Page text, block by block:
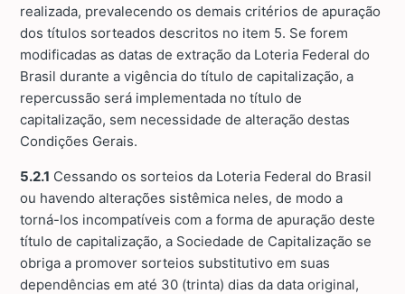
realizada, prevalecendo os demais critérios de apuração
dos títulos sorteados descritos no item 5. Se forem
modificadas as datas de extração da Loteria Federal do
Brasil durante a vigência do título de capitalização, a
repercussão será implementada no título de
capitalização, sem necessidade de alteração destas
Condições Gerais.
5.2.1 Cessando os sorteios da Loteria Federal do Brasil
ou havendo alterações sistêmica neles, de modo a
torná-los incompatíveis com a forma de apuração deste
título de capitalização, a Sociedade de Capitalização se
obriga a promover sorteios substitutivo em suas
dependências em até 30 (trinta) dias da data original,